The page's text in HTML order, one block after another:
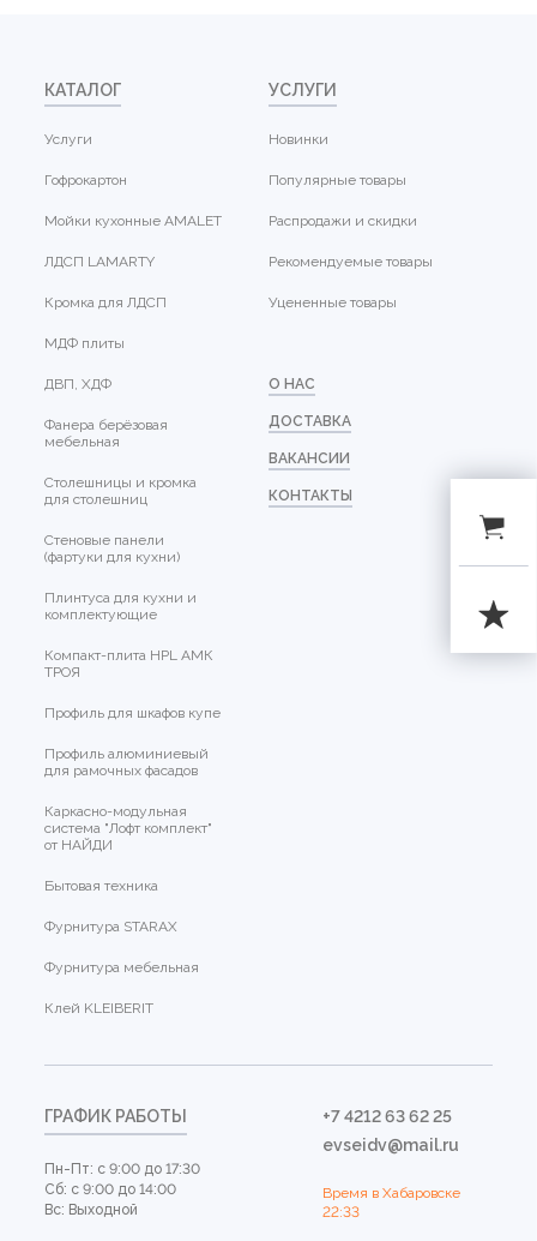
КАТАЛОГ
Услуги
Гофрокартон
Мойки кухонные AMALET
ЛДСП LAMARTY
Кромка для ЛДСП
МДФ плиты
ДВП, ХДФ
Фанера берёзовая
мебельная
Столешницы и кромка
для столешниц
Стеновые панели
(фартуки для кухни)
Плинтуса для кухни и
комплектующие
Компакт-плита HPL АМК
ТРОЯ
Профиль для шкафов купе
Профиль алюминиевый
для рамочных фасадов
Каркасно-модульная
система "Лофт комплект"
от НАЙДИ
Бытовая техника
Фурнитура STARAX
Фурнитура мебельная
Клей KLEIBERIT
УСЛУГИ
Новинки
Популярные товары
Распродажи и скидки
Рекомендуемые товары
Уцененные товары
О НАС
ДОСТАВКА
ВАКАНСИИ
КОНТАКТЫ
ГРАФИК РАБОТЫ
Пн-Пт: с 9:00 до 17:30
Сб: с 9:00 до 14:00
Вс: Выходной
+7 4212 63 62 25
evseidv@mail.ru
Время в Хабаровске
22:33